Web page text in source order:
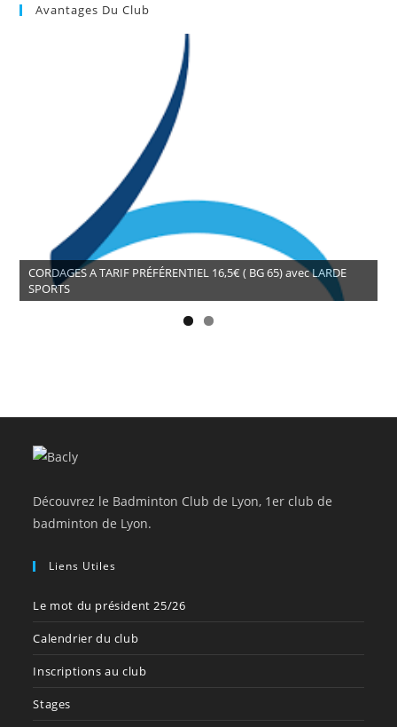
Avantages Du Club
CORDAGES A TARIF PRÉFÉRENTIEL 16,5€ ( BG 65) avec LARDE
SPORTS
Découvrez le Badminton Club de Lyon, 1er club de
badminton de Lyon.
Liens Utiles
Le mot du président 25/26
Calendrier du club
Inscriptions au club
Stages